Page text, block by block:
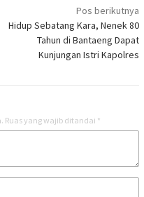
Pos berikutnya
Hidup Sebatang Kara, Nenek 80
Tahun di Bantaeng Dapat
Kunjungan Istri Kapolres
Ruas yang wajib ditandai *